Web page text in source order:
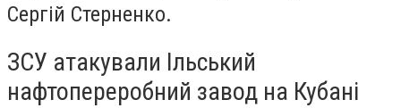
Сергій Стерненко.
ЗСУ атакували Ільський
нафтопереробний завод на Кубані